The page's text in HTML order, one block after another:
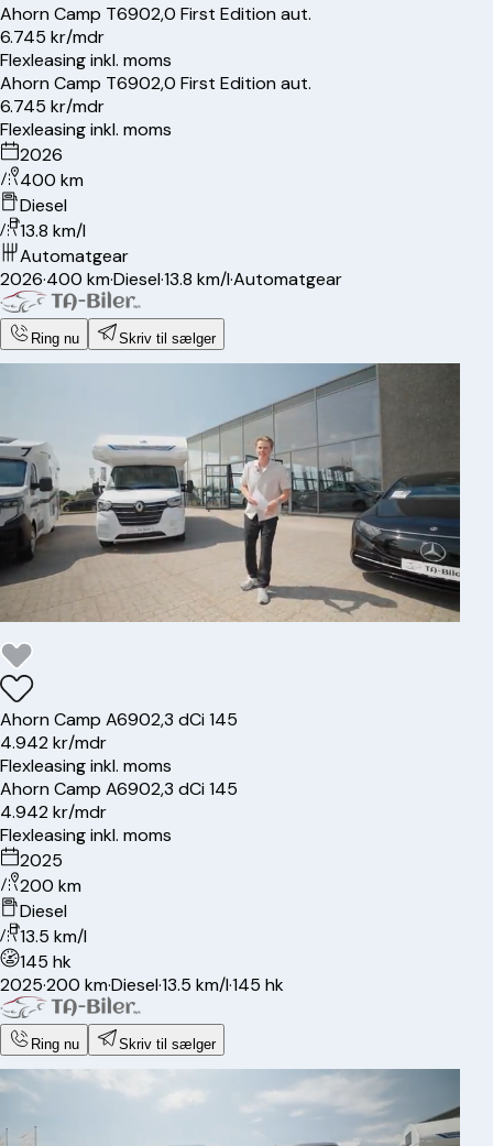
AhornCamp T6902,0 First Edition aut.
6.745 kr/mdr
Flexleasing inkl. moms
AhornCamp T6902,0 First Edition aut.
6.745 kr/mdr
Flexleasing inkl. moms
2026
400 km
Diesel
13.8 km/l
Automatgear
2026·400 km·Diesel·13.8 km/l·Automatgear
Ring nu Skriv til sælger
AhornCamp A6902,3 dCi 145
4.942 kr/mdr
Flexleasing inkl. moms
AhornCamp A6902,3 dCi 145
4.942 kr/mdr
Flexleasing inkl. moms
2025
200 km
Diesel
13.5 km/l
145 hk
2025·200 km·Diesel·13.5 km/l·145 hk
Ring nu Skriv til sælger